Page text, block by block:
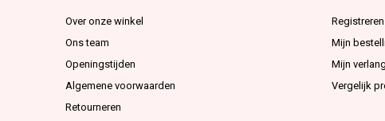
Over onze winkel
Ons team
Openingstijden
Algemene voorwaarden
Retourneren
Registreren
Mijn
Mijn
Vergelijk